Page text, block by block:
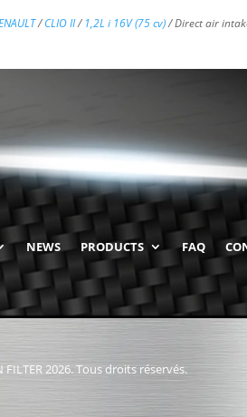
/CLIO II/ 1,2L i 16V (75 cv)/ Direct air
NEWS PRODUCTS FAQ
FILTER 2026. Tous droits réservés.